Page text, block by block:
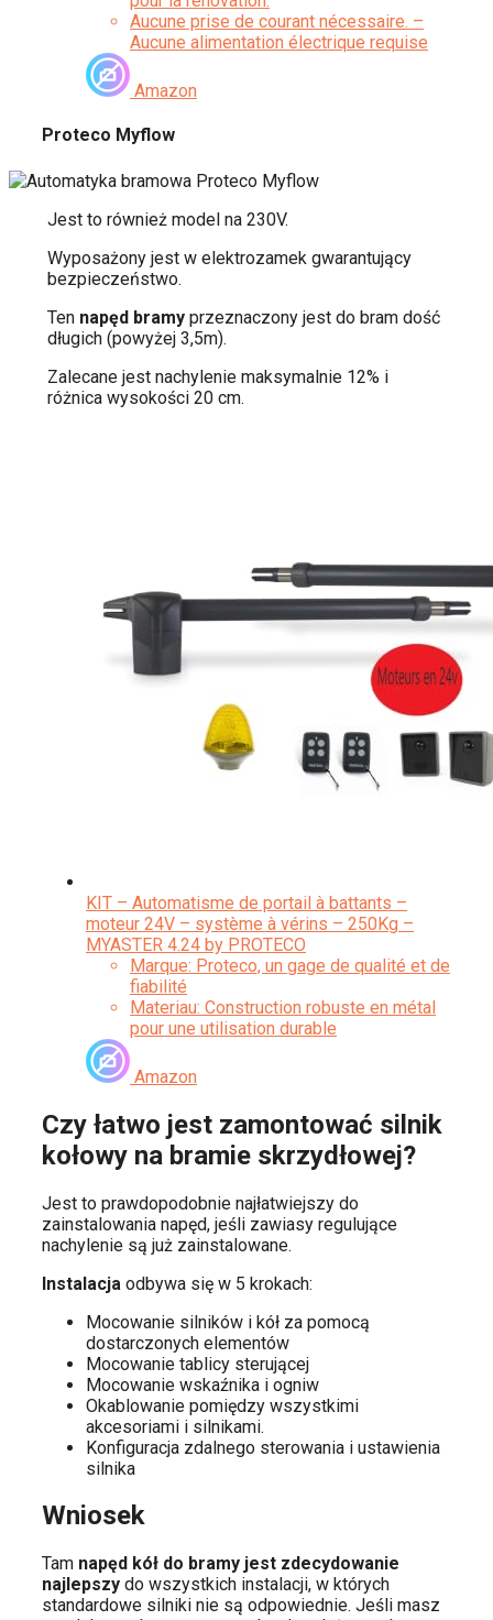
Aucune prise de courant nécessaire. –
Aucune alimentation électrique requise
Chargement possible par chargeur avec
fiche creuse ou panneau solaire (non
inclus)
Le moteur, le câble de charge et
Amazon
Proteco Myflow
Jest to również model na 230V.
Wyposażony jest w elektrozamek gwarantujący
bezpieczeństwo.
Ten napęd bramyprzeznaczony jest do bram dość
długich (powyżej 3,5m).
Zalecane jest nachylenie maksymalnie 12% i
różnica wysokości 20 cm.
KIT – Automatisme de portail à battants –
moteur 24V – système à vérins – 250Kg –
MYASTER 4.24 by PROTECO
Marque: Proteco, un gage de qualité et de
fiabilité
Materiau: Construction robuste en métal
pour une utilisation durable
une basse tension de 24V pour une
sécurité optimale
Design: Motorisation discrète avec
montage mural, idéale pour les
Amazon
Czy łatwo jest zamontować silnik
kołowy na bramie skrzydłowej?
Jest to prawdopodobnie najłatwiejszy do
zainstalowania napęd, jeśli zawiasy regulujące
nachylenie są już zainstalowane.
Instalacja odbywa się w 5 krokach:
Mocowanie silników i kół za pomocą
dostarczonych elementów
Mocowanie tablicy sterującej
Mocowanie wskaźnika i ogniw
Okablowanie pomiędzy wszystkimi
akcesoriami i silnikami.
Konfiguracja zdalnego sterowania i ustawienia
silnika
Wniosek
Tam napęd kół do bramy jest zdecydowanie
najlepszy do wszystkich instalacji, w których
standardowe silniki nie są odpowiednie. Jeśli masz